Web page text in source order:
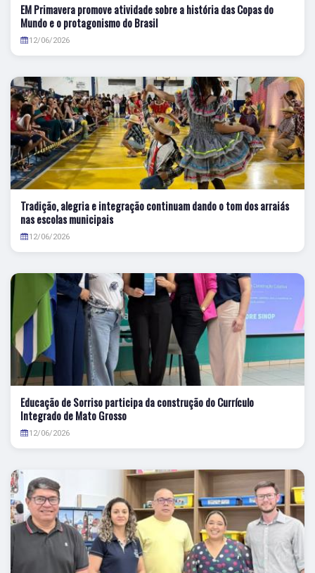
EM Primavera promove atividade sobre a história das Copas do
Mundo e o protagonismo do Brasil
12/06/2026
Tradição, alegria e integração continuam dando o tom dos arraiás
nas escolas municipais
12/06/2026
Educação de Sorriso participa da construção do Currículo
Integrado de Mato Grosso
12/06/2026